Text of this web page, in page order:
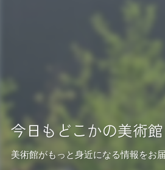
今日もどこかの美術館
美術館がもっと身近になる情報をお